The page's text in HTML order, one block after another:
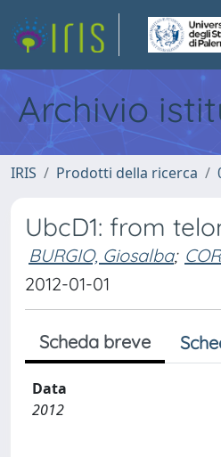
Archivio
IRIS Prodotti della ricerca
UbcD1: from
BURGIO, Giosalba;
2012-01-01
Scheda breve
Data
2012